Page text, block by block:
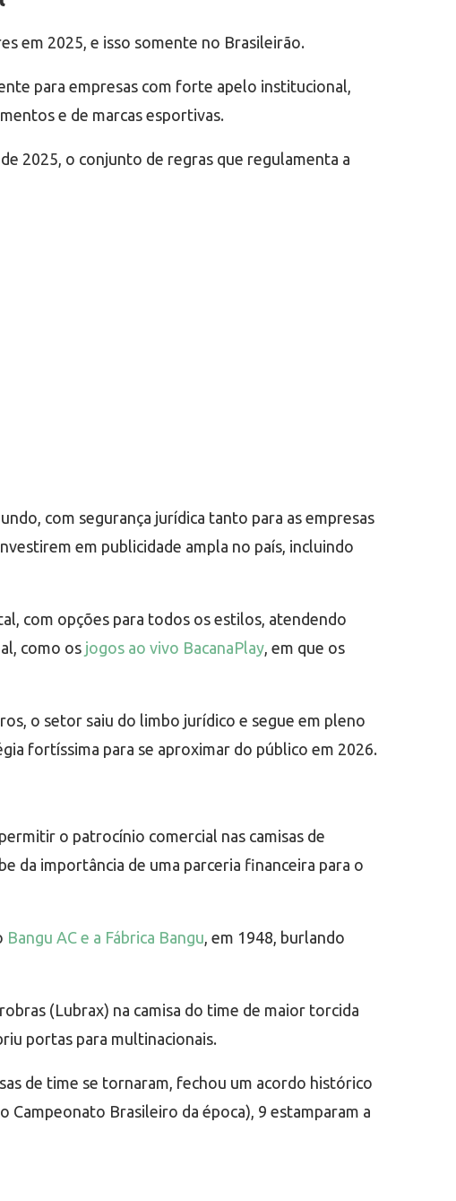
em 2025, e isso somente no Brasileirão.
para empresas com forte apelo institucional,
e de marcas esportivas.
2025, o conjunto de regras que regulamenta a
com segurança jurídica tanto para as empresas
em publicidade ampla no país, incluindo
com opções para todos os estilos, atendendo
como os jogos ao vivo BacanaPlay, em que os
o setor saiu do limbo jurídico e segue em pleno
fortíssima para se aproximar do público em 2026.
o patrocínio comercial nas camisas de
da importância de uma parceria financeira para o
Bangu AC e a Fábrica Bangu, em 1948, burlando
(Lubrax) na camisa do time de maior torcida
portas para multinacionais.
de time se tornaram, fechou um acordo histórico
Campeonato Brasileiro da época), 9 estamparam a